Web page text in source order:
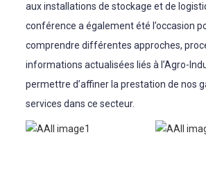
aux installations de stockage et de
conférence a également été l’occasion
comprendre différentes approches,
informations actualisées liés à l’Agro-
permettre d’affiner la prestation de nos
services dans ce secteur.